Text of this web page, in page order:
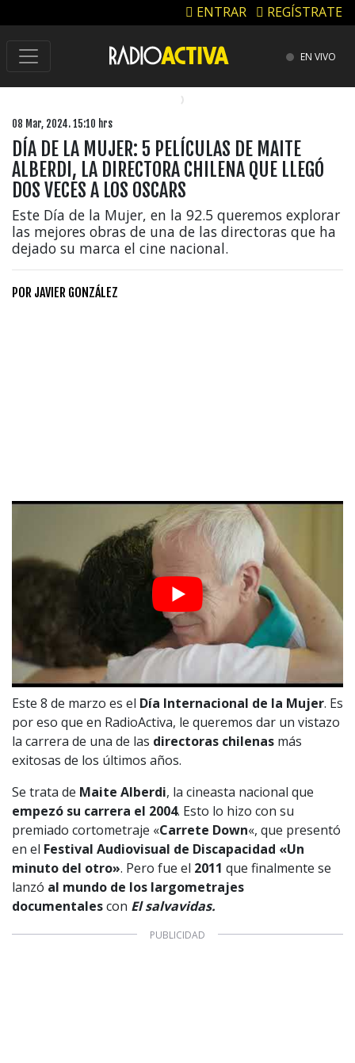
ENTRAR REGÍSTRATE
EN VIVO
08 Mar, 2024. 15:10 hrs
DÍA DE LA MUJER: 5 PELÍCULAS DE MAITE
ALBERDI, LA DIRECTORA CHILENA QUE LLEGÓ
DOS VECES A LOS OSCARS
Este Día de la Mujer, en la 92.5 queremos explorar
las mejores obras de una de las directoras que ha
dejado su marca el cine nacional.
POR JAVIER GONZÁLEZ
Este 8 de marzo es el Día Internacional de la Mujer. Es
por eso que en RadioActiva, le queremos dar un vistazo
la carrera de una de las directoras chilenas más
exitosas de los últimos años.
Se trata de Maite Alberdi, la cineasta nacional que
empezó su carrera el 2004. Esto lo hizo con su
premiado cortometraje «Carrete Down«, que presentó
en el Festival Audiovisual de Discapacidad «Un
minuto del otro». Pero fue el 2011 que finalmente se
lanzó al mundo de los largometrajes
documentalescon El salvavidas.